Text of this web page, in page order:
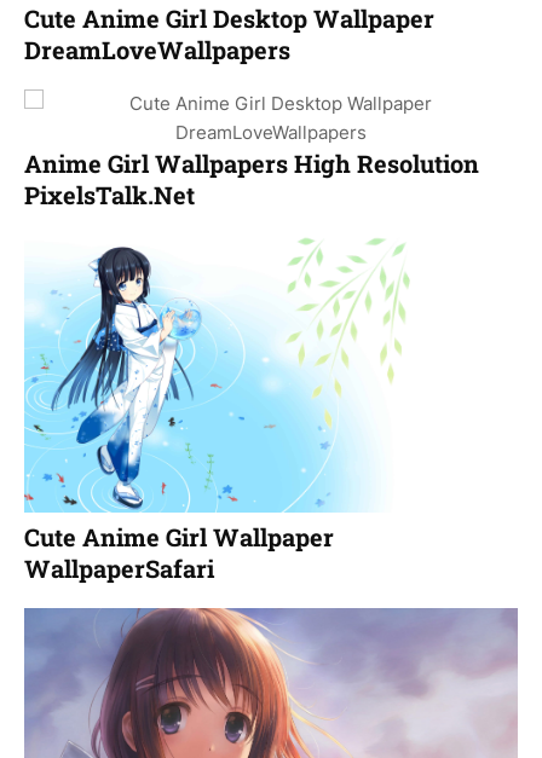
Cute Anime Girl Desktop Wallpaper
DreamLoveWallpapers
Anime Girl Wallpapers High Resolution
PixelsTalk.Net
Cute Anime Girl Wallpaper
WallpaperSafari